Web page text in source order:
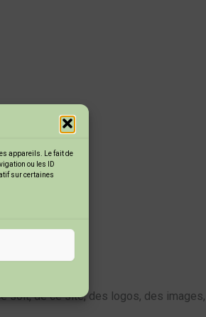
appareils. Le fait de
ou les ID
sur certaines
1007
soit, de ce site, des logos, des